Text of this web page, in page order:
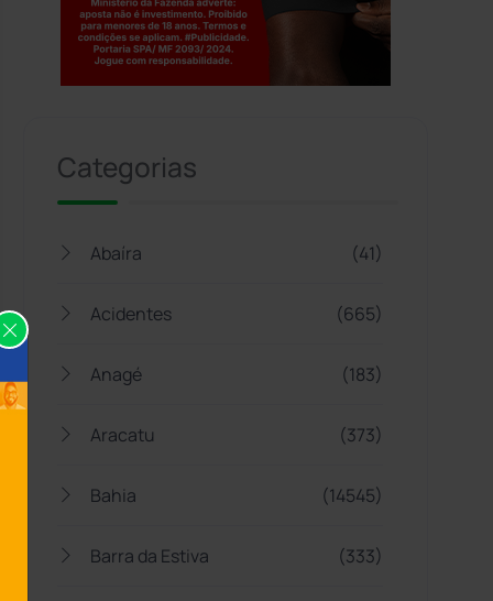
Categorias
Abaíra (41)
Acidentes (665)
Anagé (183)
Aracatu (373)
Bahia (14545)
Barra da Estiva (333)